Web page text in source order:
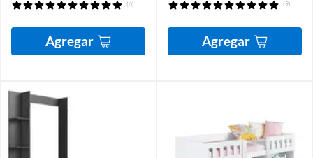
(6)
Agregar
(9)
Agregar